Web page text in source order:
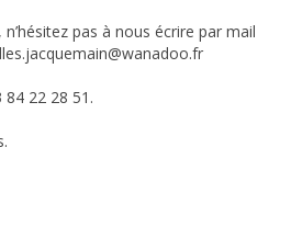
pas à nous écrire par mail
22 28 51.